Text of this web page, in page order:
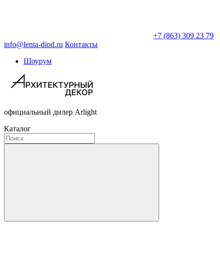
+7 (863) 309 23 79
info@lenta-diod.ru Контакты
Шоурум
официальный дилер Arlight
Каталог